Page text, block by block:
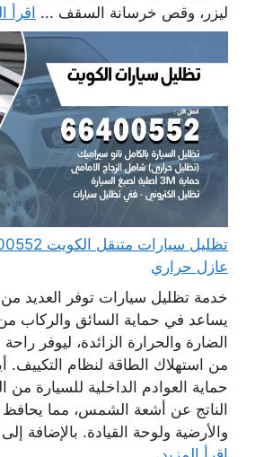
ليزر، وقص خرسانة السقف ... اقرأ
عازل حراري
خدمة تظليل سيارات توفر العديد من
يساعد في حماية السائق والركاب
الضارة والحرارة الزائدة، ليوفر راحة
من استهلاك الطاقة لنظام التكييف.
حماية العوادم الداخلية للسيارة من
الناتج عن أشعة الشمس، مما
والأرضية ولوحة القيادة. بالإضافة